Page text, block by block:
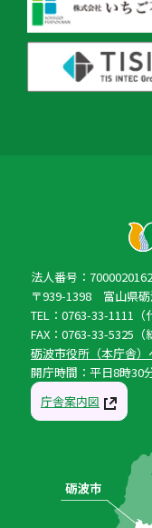
法人番号：
〒939-1398 富山県砺
TEL：0763-33-1111（
FAX：0763-33-5325（
砺波市役所（本庁舎）
開庁時間：平日8時30
庁舎案内図